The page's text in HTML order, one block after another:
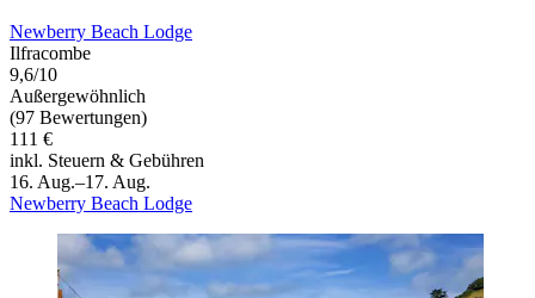
Newberry Beach Lodge
Ilfracombe
9,6/10
Außergewöhnlich
(97 Bewertungen)
111 €
inkl. Steuern & Gebühren
16. Aug.–17. Aug.
Newberry Beach Lodge